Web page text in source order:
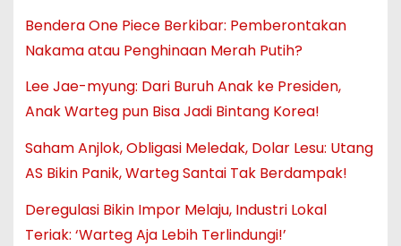
Bendera One Piece Berkibar: Pemberontakan
Nakama atau Penghinaan Merah Putih?
Lee Jae-myung: Dari Buruh Anak ke Presiden,
Anak Warteg pun Bisa Jadi Bintang Korea!
Saham Anjlok, Obligasi Meledak, Dolar Lesu: Utang
AS Bikin Panik, Warteg Santai Tak Berdampak!
Deregulasi Bikin Impor Melaju, Industri Lokal
Teriak: ‘Warteg Aja Lebih Terlindungi!’